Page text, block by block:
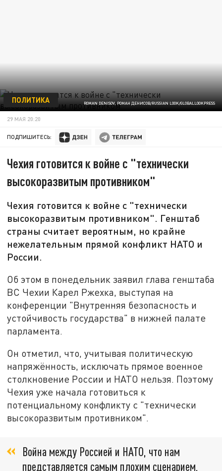
ROMAN DENISOV, РОМАН ДЕНИСОВ/RUSSIAN LOOK/GLOBALLOOKPRESS
ПОЛИТИКА
29 МАЯ 20:20
ПОДПИШИТЕСЬ:
Чехия готовится к войне с "технически
высокоразвитым противником"
Чехия готовится к войне с "технически
высокоразвитым противником". Генштаб
страны считает вероятным, но крайне
нежелательным прямой конфликт НАТО и
России.
Об этом в понедельник заявил глава генштаба
ВС Чехии Карел Ржехка, выступая на
конференции "Внутренняя безопасность и
устойчивость государства" в нижней палате
парламента.
Он отметил, что, учитывая политическую
напряжённость, исключать прямое военное
столкновение России и НАТО нельзя. Поэтому
Чехия уже начала готовиться к
потенциальному конфликту с "технически
высокоразвитым противником".
Война между Россией и НАТО, что нам
представляется самым плохим сценарием,